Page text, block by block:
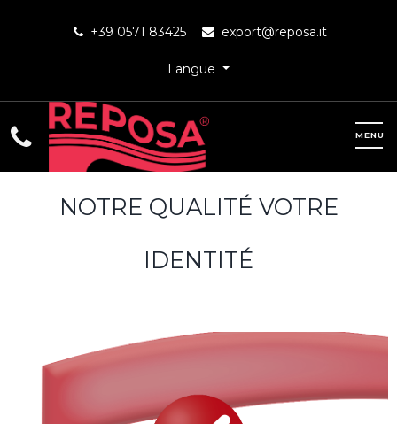
+39 0571 83425 export@reposa.it
Langue
NOTRE QUALITÉ VOTRE
IDENTITÉ